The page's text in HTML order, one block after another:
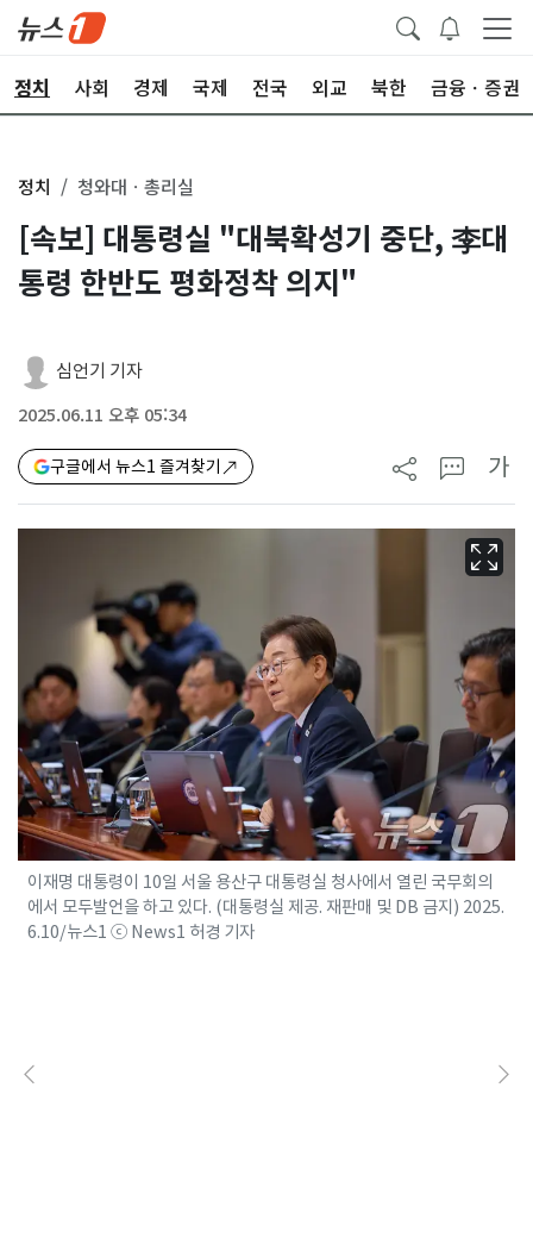
정치 사회 경제 국제 전국 외교 북한 금융ㆍ증권
정치 청와대ㆍ총리실
[속보] 대통령실 "대북확성기 중단, 李대
통령 한반도 평화정착 의지"
심언기 기자
2025.06.11 오후 05:34
구글에서 뉴스1 즐겨찾기 가
이재명 대통령이 10일 서울 용산구 대통령실 청사에서 열린 국무회의
에서 모두발언을 하고 있다. (대통령실 제공. 재판매 및 DB 금지) 2025.
6.10/뉴스1 ⓒ News1 허경 기자